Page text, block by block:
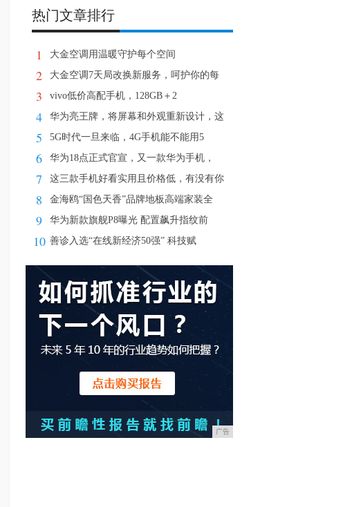
热门文章排行
1 大金空调用温暖守护每个空间
2 大金空调7天局改换新服务，呵护你的每
3 vivo低价高配手机，128GB＋2
4 华为亮王牌，将屏幕和外观重新设计，这
5 5G时代一旦来临，4G手机能不能用5
6 华为18点正式官宣，又一款华为手机，
7 这三款手机好看实用且价格低，有没有你
8 金海鸥“国色天香”品牌地板高端家装全
9 华为新款旗舰P8曝光 配置飙升指纹前
10 善诊入选“在线新经济50强” 科技赋
广告